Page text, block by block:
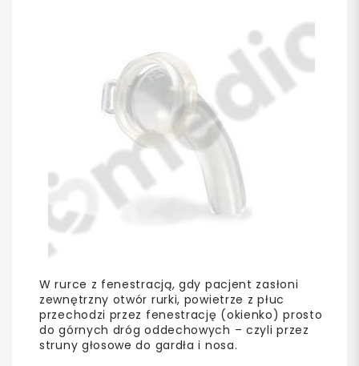
W rurce z fenestracją, gdy pacjent zasłoni
zewnętrzny otwór rurki, powietrze z płuc
przechodzi przez fenestrację (okienko) prosto
do górnych dróg oddechowych – czyli przez
struny głosowe do gardła i nosa.